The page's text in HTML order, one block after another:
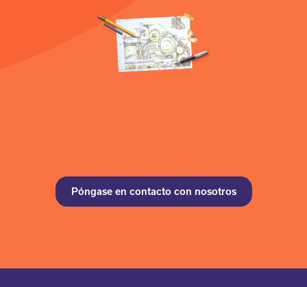
Póngase en contacto con nosotros